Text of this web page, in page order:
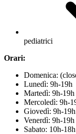
pediatrici
Orari:
Domenica:
Lunedì: 9h-19h
Martedì: 9h-19h
Mercoledì: 9h-
Giovedì: 9h-19h
Venerdì: 9h-19h
Sabato: 10h-18h